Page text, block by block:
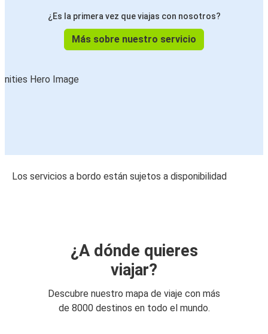
¿Es la primera vez que viajas con nosotros?
Más sobre nuestro servicio
Los servicios a bordo están sujetos a disponibilidad
¿A dónde quieres
viajar?
Descubre nuestro mapa de viaje con más
de 8000 destinos en todo el mundo.